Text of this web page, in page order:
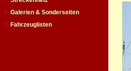
Galerien & Sonderseiten
Fahrzeuglisten